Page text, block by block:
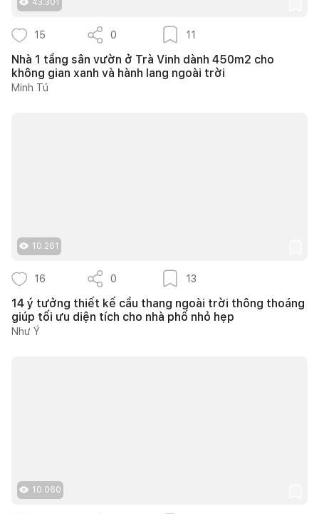
43.301
15 0 11
Nhà 1 tầng sân vườn ở Trà Vinh dành 450m2 cho
không gian xanh và hành lang ngoài trời
Minh Tú
10.261
16 0 13
14 ý tưởng thiết kế cầu thang ngoài trời thông thoáng
giúp tối ưu diện tích cho nhà phố nhỏ hẹp
Như Ý
10.060